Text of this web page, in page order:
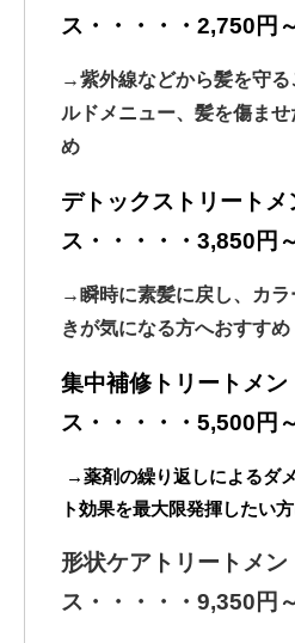
ス・・・・・2,750円
→紫外線などから髪を守
ルドメニュー、髪を傷ま
め
デトックストリートメ
ス・・・・・3,850円
→瞬時に素髪に戻し、カ
きが気になる方へおすすめ
集中補修トリートメン
ス・・・・・5,500円
→薬剤の繰り返しによるダ
ト効果を最大限発揮したい
形状ケアトリートメン
ス・・・・・9,350円